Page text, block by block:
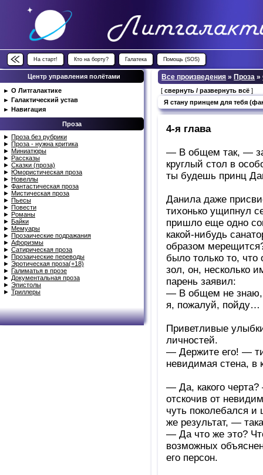
На старт! Кто на борту? Галатека Помощь (SOS)
Центр управления полётами
► О Литгалактике
► Галактический устав
► Навигация
Проза
► Проза без рубрики
► Проза - нужна критика
► Миниатюры
► Рассказы
► Сказки (проза)
► Юмористическая проза
► Новеллы
► Фантастическая проза
► Мистическая проза
► Пьесы
► Повести
► Романы
► Байки
► Мемуары
► Прозаические подражания
► Афоризмы
► Сатирическая проза
► Прозаические переводы
► Эротическая проза(+18)
► Галиматья в прозе
► Документальная проза
► Эпистолы
► Триллеры
Все произведения » Проза »
[свернуть / развернуть всё ]
Я стану принцем для тебя
4-я глава
— В общем так, —
круглый стол в
ты будешь принц
Данила даже
тихонько ущипнул
пришло еще одно
какой-нибудь
образом
было только то,
зол, он, несколько
парень заявил:
— В общем не знаю,
я, пожалуй, пойду…
Приветливые
личностей.
— Держите его! —
невидимая стена, в
— Да, какого
отскочив от
чуть поколебался и
же результат, —
— Да что же это?
возможных
его персон.